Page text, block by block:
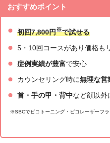
大阪梅田
本院
梅田茶屋
梅田(地下鉄)駅5(御
橋院
地下鉄御堂筋線
地下鉄御堂筋線
おすすめポイント
初回7,800円※で試せる
5・10回コースがあり価格も
症例実績が豊富で安心
カウンセリング時に無理な営
首・手の甲・背中など顔以外
※SBCでピコトーニング・ピコレーザーフ